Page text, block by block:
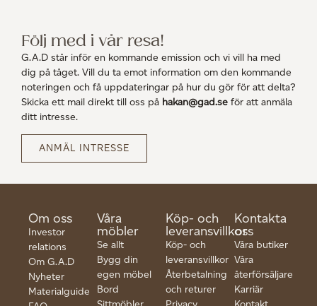
Följ med i vår resa!
G.A.D står inför en kommande emission och vi vill ha med
dig på tåget. Vill du ta emot information om den kommande
noteringen och få uppdateringar på hur du gör för att delta?
Skicka ett mail direkt till oss på hakan@gad.se för att anmäla
ditt intresse.
ANMÄL INTRESSE
Om oss
Investor
relations
Om G.A.D
Nyheter
Materialguide
Våra
möbler
Se allt
Bygg din
egen möbel
Bord
Köp- och
leveransvillkor
Köp- och
leveransvillkor
Återbetalning
och returer
Kontakta
oss
Våra butiker
Våra
återförsäljare
Karriär